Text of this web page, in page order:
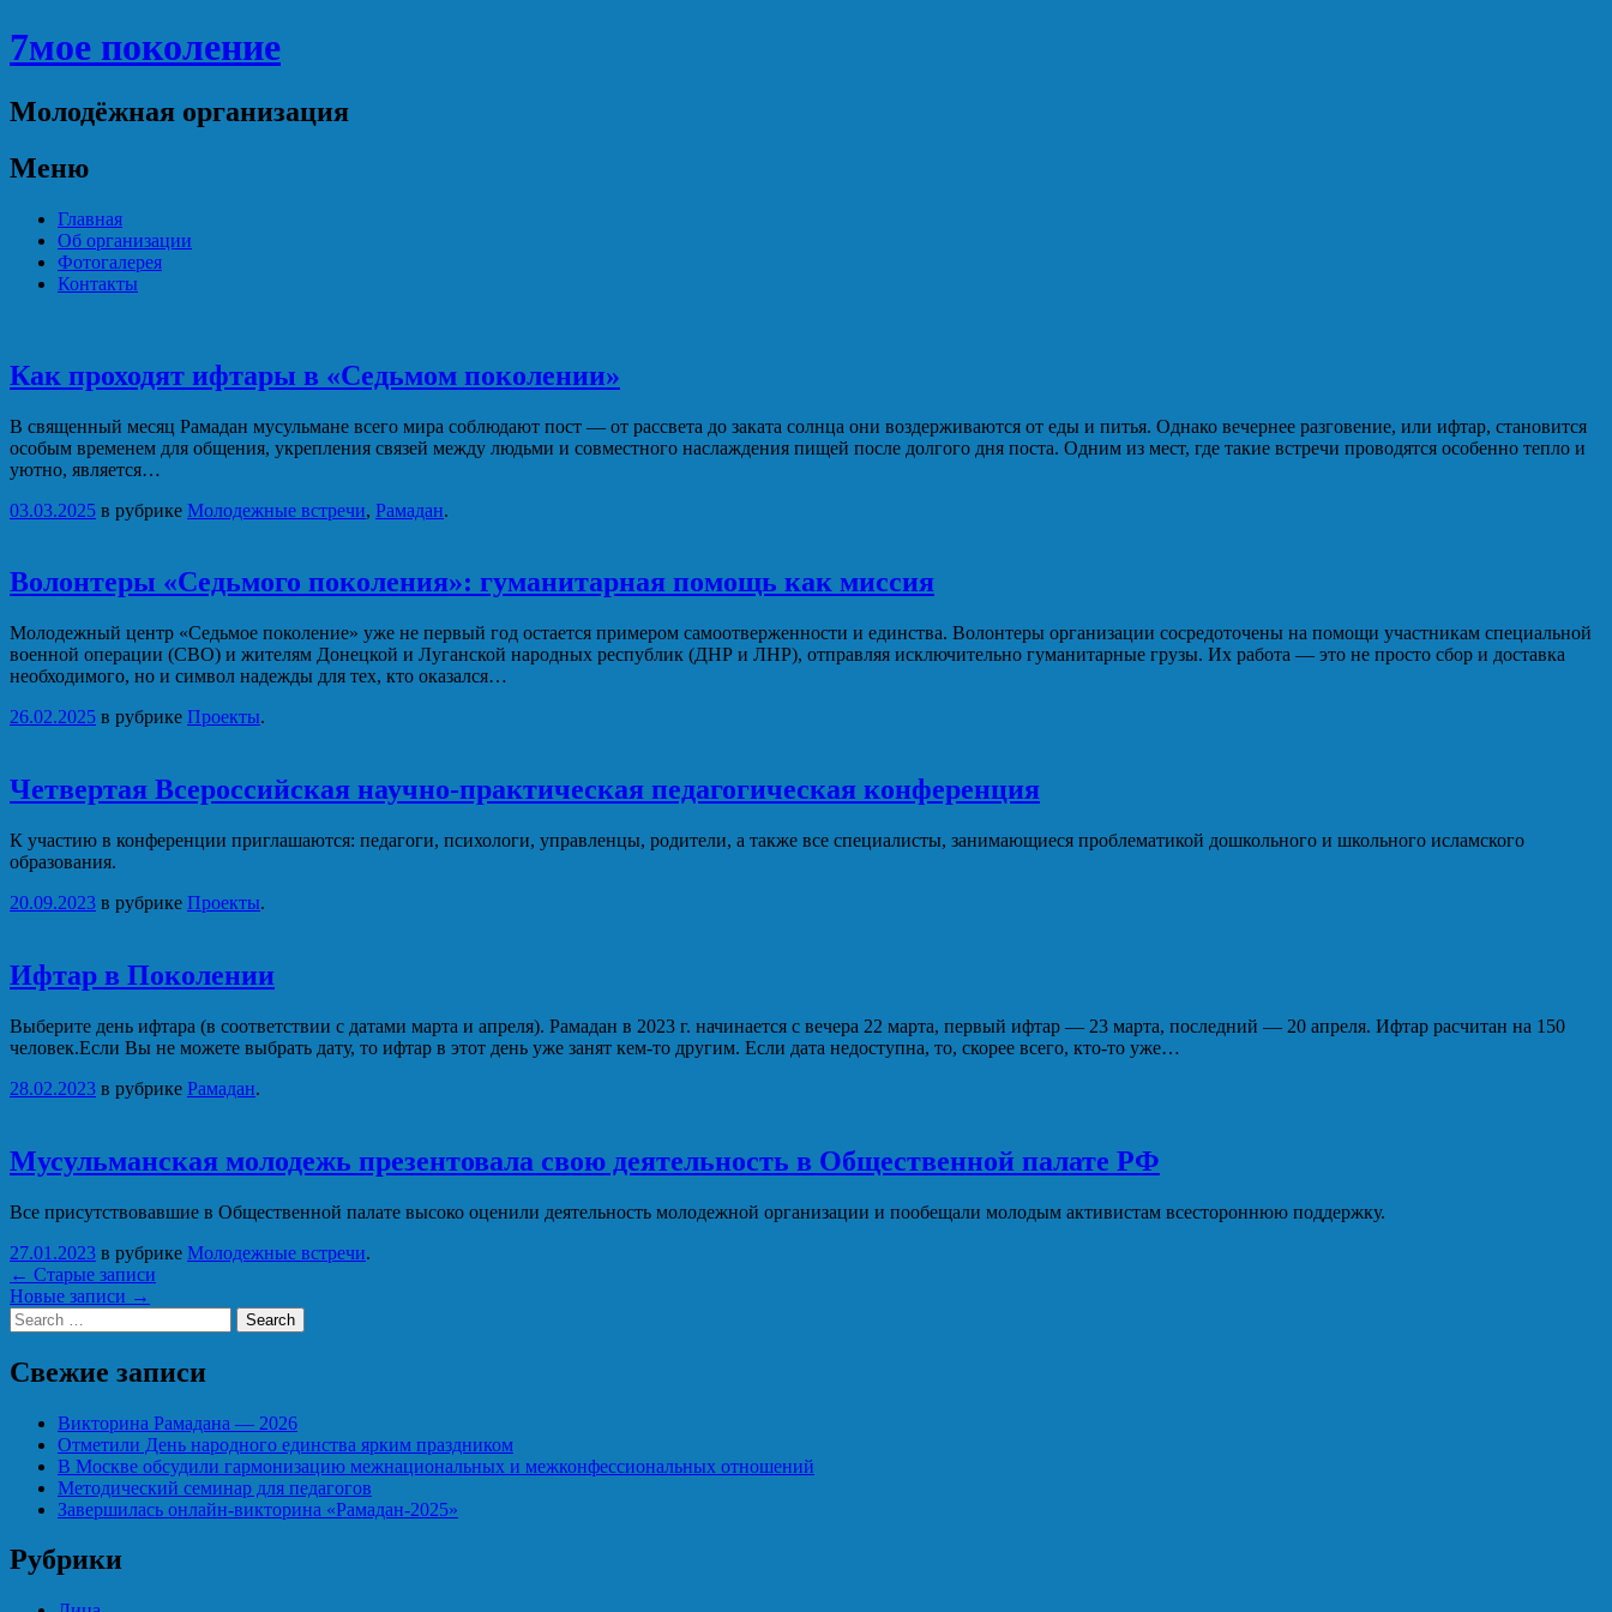
7мое поколение
Молодёжная организация
Меню
Перейти
содержимому
Главная
Об организации
Фотогалерея
Контакты
Как проходят ифтары в «Седьмом поколении»
В священный месяц Рамадан мусульмане всего мира соблюдают пост — от рассвета до заката солнца они воздерживаются от еды и питья. Однако вечернее разговение, или ифтар, становится
особым временем для общения, укрепления связей между людьми и совместного наслаждения пищей после долгого дня поста. Одним из мест, где такие встречи проводятся особенно тепло и
уютно, является…
03.03.2025 в рубрике Молодежные встречи, Рамадан.
Волонтеры «Седьмого поколения»: гуманитарная помощь как миссия
Молодежный центр «Седьмое поколение» уже не первый год остается примером самоотверженности и единства. Волонтеры организации сосредоточены на помощи участникам специальной
военной операции (СВО) и жителям Донецкой и Луганской народных республик (ДНР и ЛНР), отправляя исключительно гуманитарные грузы. Их работа — это не просто сбор и доставка
необходимого, но и символ надежды для тех, кто оказался…
26.02.2025 в рубрике Проекты.
Четвертая Всероссийская научно-практическая педагогическая конференция
К участию в конференции приглашаются: педагоги, психологи, управленцы, родители, а также все специалисты, занимающиеся проблематикой дошкольного и школьного исламского
образования.
20.09.2023 в рубрике Проекты.
Ифтар в Поколении
Выберите день ифтара (в соответствии с датами марта и апреля). Рамадан в 2023 г. начинается с вечера 22 марта, первый ифтар — 23 марта, последний — 20 апреля. Ифтар расчитан на 150
человек.Если Вы не можете выбрать дату, то ифтар в этот день уже занят кем-то другим. Если дата недоступна, то, скорее всего, кто-то уже…
28.02.2023 в рубрике Рамадан.
Мусульманская молодежь презентовала свою деятельность в Общественной палате РФ
Все присутствовавшие в Общественной палате высоко оценили деятельность молодежной организации и пообещали молодым активистам всестороннюю поддержку.
27.01.2023 в рубрике Молодежные встречи.
Навигация
← Старые записи
Новые записи →
Search
Свежие записи
Викторина Рамадана — 2026
Отметили День народного единства ярким праздником
В Москве обсудили гармонизацию межнациональных и межконфессиональных отношений
Методический семинар для педагогов
Завершилась онлайн-викторина «Рамадан-2025»
Рубрики